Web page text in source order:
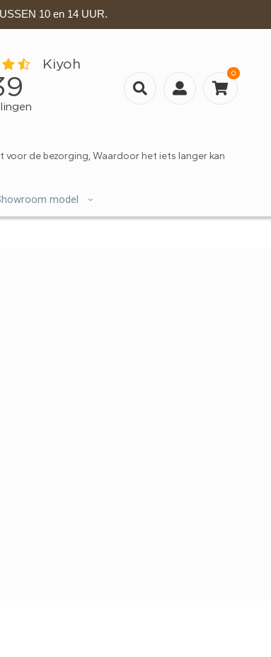
10 en 14 UUR.
0
de bezorging, Waardoor het iets langer kan
model